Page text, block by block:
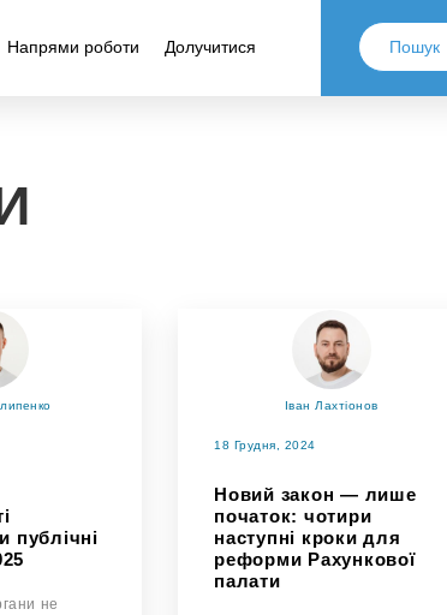
Напрями роботи Долучитися
публічні
не
Іван Лахтіонов
18 Грудня, 2024
Новий закон — лише
початок: чотири
наступні кроки для
реформи Рахункової
палати